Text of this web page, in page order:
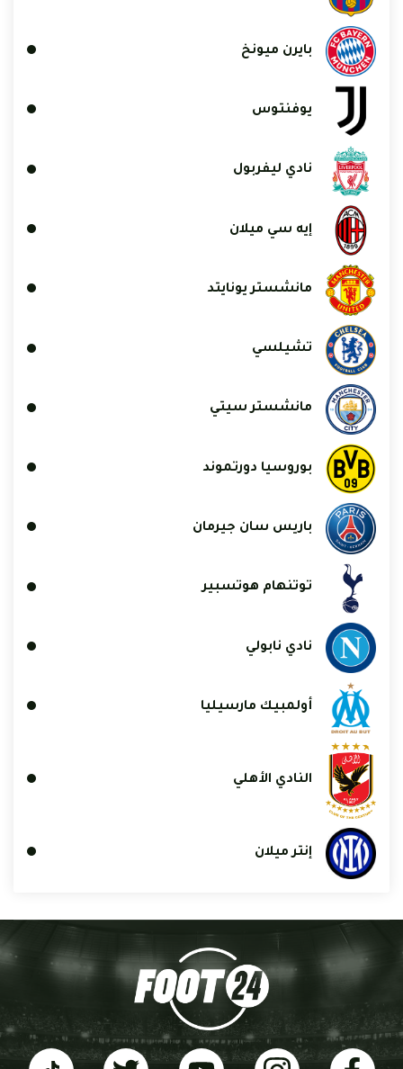
بايرن ميونخ
يوفنتوس
نادي ليفربول
إيه سي ميلان
مانشستر يونايتد
تشيلسي
مانشستر سيتي
بوروسيا دورتموند
باريس سان جيرمان
توتنهام هوتسبير
نادي نابولي
أولمبيك مارسيليا
النادي الأهلي
إنتر ميلان